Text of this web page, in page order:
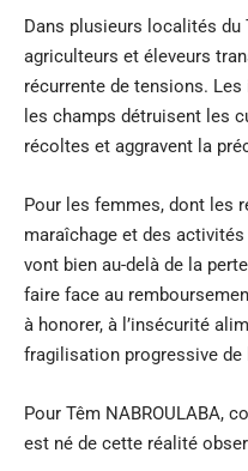
Dans plusieurs localités
agriculteurs et éleveurs
récurrente de tensions.
les champs détruisent les
récoltes et aggravent la
Pour les femmes, dont les
maraîchage et des
vont bien au-delà de la
faire face au
à honorer, à l’insécurité
fragilisation progressive
Pour Têm NABROULABA,
est né de cette réalité